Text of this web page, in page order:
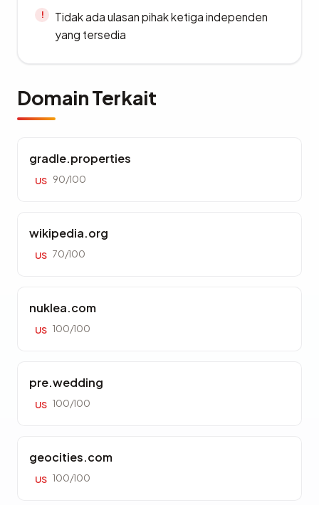
Tidak ada ulasan pihak ketiga independen
yang tersedia
Domain Terkait
gradle.properties
US 90/100
wikipedia.org
US 70/100
nuklea.com
US 100/100
pre.wedding
US 100/100
geocities.com
US 100/100